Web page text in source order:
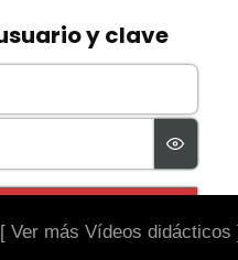
[ Ver más Vídeos didácticos